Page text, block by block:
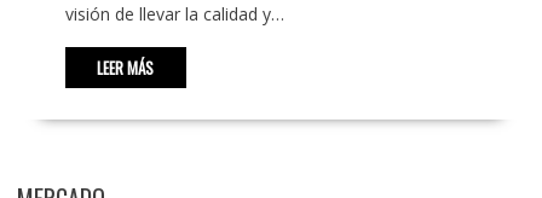
visión de llevar la calidad y…
LEER MÁS